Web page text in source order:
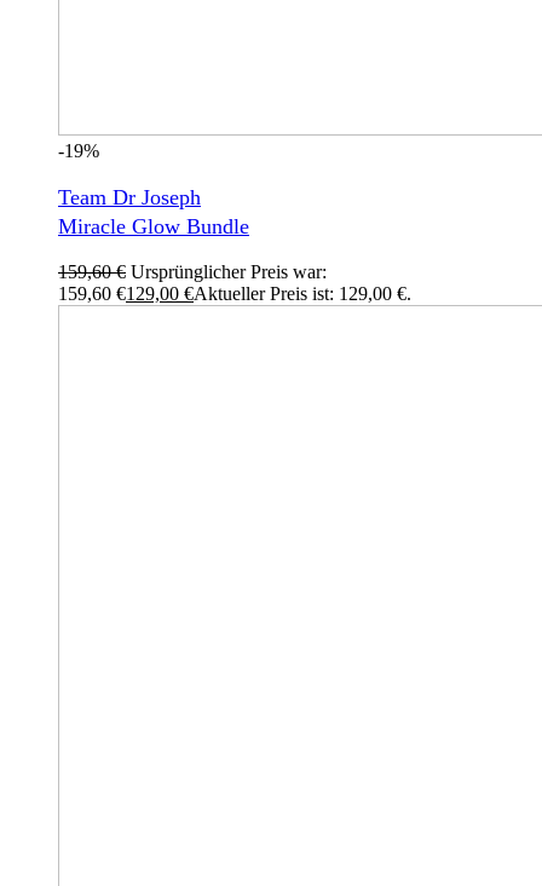
-19%
Team Dr Joseph
Miracle Glow Bundle
159,60€ Ursprünglicher Preis war:
159,60 €129,00 €Aktueller Preis ist: 129,00 €.